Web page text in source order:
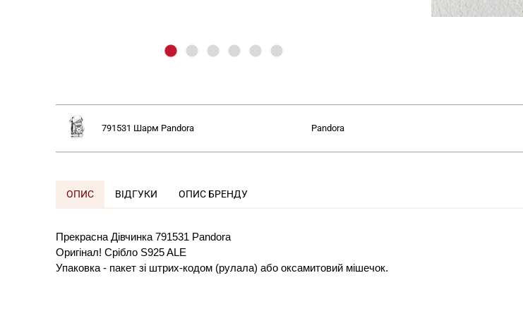
791531 Шарм Pandora Pandora
ОПИС ВІДГУКИ ОПИС БРЕНДУ
Прекрасна Дівчинка 791531 Pandora
Оригінал! Срібло S925 ALE
Упаковка - пакет зі штрих-кодом (рулала) або оксамитовий мішечок.